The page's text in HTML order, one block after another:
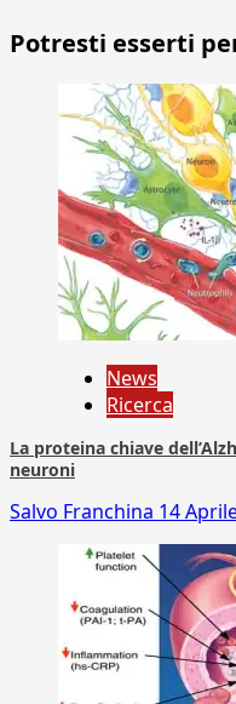
Potresti esserti
News
Ricerca
La proteina chiave
neuroni
Salvo Franchina 14